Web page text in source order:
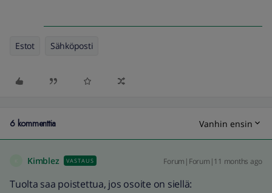
Estot Sähköposti
6 kommenttia Vanhin ensin
Kimblez VASTAUS Forum|Forum|11 months ago
Tuolta saa poistettua, jos osoite on siellä: